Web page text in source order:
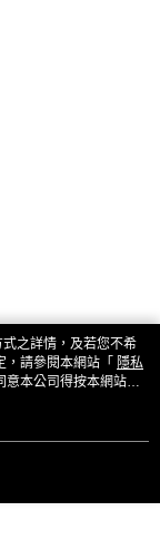
之詳情，及若您不希
請參閱本網站「 隱私
意本公司得按本網站使